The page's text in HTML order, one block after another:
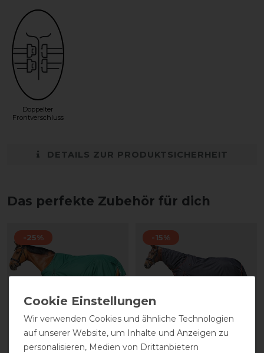
Doppelter
Frontverschluss
DETAILS ZUR PRODUKTSICHERHEIT
Das perfekte Zubehör für dich
-25% -15%
Wir verwenden Cookies und ähnliche Technologien
auf unserer Website, um Inhalte und Anzeigen zu
personalisieren, Medien von Drittanbietern